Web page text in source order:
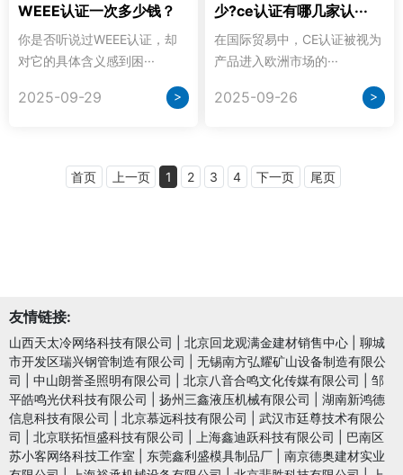
WEEE认证一次多少钱？
你是否听说过WEEE认证，却
对它的具体含义感到困···
2025-09-29 >
少?ce认证有哪几家认···
在国际贸易中，CE认证被视为
产品进入欧洲市场的···
2025-09-26 >
首页 上一页 1 2 3 4 下一页 尾页
友情链接:
山西天太冷网络科技有限公司 北京回龙观满金建材销售中心
聊城
市开发区瑞兴钢管制造有限公司
无锡南方弘耀矿山设备制造有限公
司
中山朗誉圣照明有限公司 北京八音合鸣文化传媒有限公司
邹
平皓鸣光伏科技有限公司
扬州三鑫液压机械有限公司
湖南新鸿德
信息科技有限公司
北京慕远科技有限公司
武汉市廷尊技术有限公
司
北京联拓恒盛科技有限公司 上海鑫迪跃科技有限公司
巴南区
苏小客网络科技工作室
东莞鑫利盛模具制品厂
南京德奥建材实业